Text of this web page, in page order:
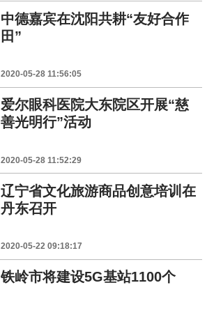
中德嘉宾在沈阳共耕“友好合作
田”
2020-05-28 11:56:05
爱尔眼科医院大东院区开展“慈
善光明行”活动
2020-05-28 11:52:29
辽宁省文化旅游商品创意培训在
丹东召开
2020-05-22 09:18:17
铁岭市将建设5G基站1100个